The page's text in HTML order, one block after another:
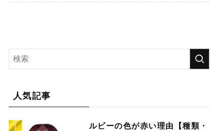
人気記事
ルビーの色が赤い理由【種類・